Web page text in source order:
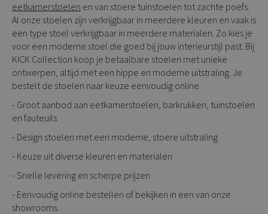
eetkamerstoelen en van stoere tuinstoelen tot zachte poefs.
Al onze stoelen zijn verkrijgbaar in meerdere kleuren en vaak is
een type stoel verkrijgbaar in meerdere materialen. Zo kies je
voor een moderne stoel die goed bij jouw interieurstijl past. Bij
KICK Collection koop je betaalbare stoelen met unieke
ontwerpen, altijd met een hippe en moderne uitstraling. Je
bestelt de stoelen naar keuze eenvoudig online.
- Groot aanbod aan eetkamerstoelen, barkrukken, tuinstoelen
en fauteuils
- Design stoelen met een moderne, stoere uitstraling
- Keuze uit diverse kleuren en materialen
- Snelle levering en scherpe prijzen
- Eenvoudig online bestellen of bekijken in een van onze
showrooms